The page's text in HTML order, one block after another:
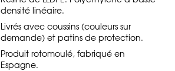
densité linéaire.
Livrés avec coussins (couleurs sur
demande) et patins de protection.
Produit rotomoulé, fabriqué en
Espagne.